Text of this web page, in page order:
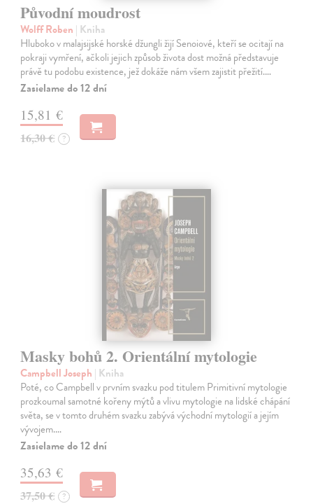
Původní moudrost
Wolff Roben | Kniha
Hluboko v malajsijské horské džungli žijí Senoiové, kteří se ocitají na
pokraji vymření, ačkoli jejich způsob života dost možná představuje
právě tu podobu existence, jež dokáže nám všem zajistit přežití.…
Zasielame do 12 dní
15,81 €
16,30 € ?
Masky bohů 2. Orientální mytologie
Campbell Joseph | Kniha
Poté, co Campbell v prvním svazku pod titulem Primitivní mytologie
prozkoumal samotné kořeny mýtů a vlivu mytologie na lidské chápání
světa, se v tomto druhém svazku zabývá východní mytologií a jejím
vývojem.…
Zasielame do 12 dní
35,63 €
37,50 € ?